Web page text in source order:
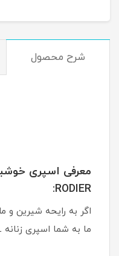
شرح محصول
معرفی اسپری
RODIER:
اگر به رایحه شیرین و
ما به شما اسپری زنانه MADEMASEL رودیر می‌باشد.